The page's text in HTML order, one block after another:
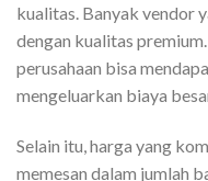
kualitas. Banyak vendor
dengan kualitas
perusahaan bisa
mengeluarkan biaya
Selain itu, harga yang
memesan dalam jumlah